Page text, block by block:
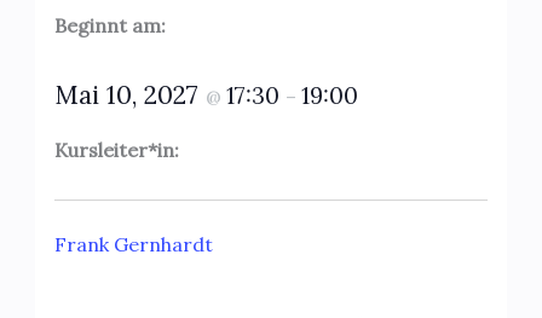
Beginnt am:
Mai 10, 2027 @ 17:30 – 19:00
Kursleiter*in:
Frank Gernhardt